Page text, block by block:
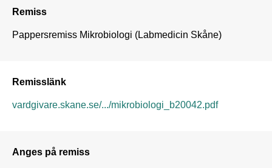
Remiss
Pappersremiss Mikrobiologi (Labmedicin Skåne)
Remisslänk
vardgivare.skane.se/.../mikrobiologi_b20042.pdf
Anges på remiss